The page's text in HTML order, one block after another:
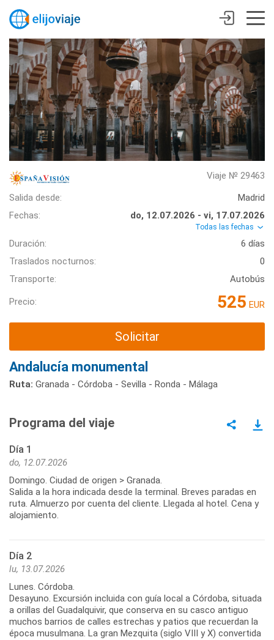
Viaje № 29463
Salida desde:
Madrid
Fechas:
do, 12.07.2026 - vi, 17.07.2026
Todas las fechas
Duración:
6 días
Traslados nocturnos:
0
Transporte:
Autobús
Precio: 525 EUR
Solicitar
Andalucía monumental
Ruta: Granada - Córdoba - Sevilla - Ronda - Málaga
Programa del viaje
Día 1
do, 12.07.2026
Domingo. Ciudad de origen > Granada.
Salida a la hora indicada desde la terminal. Breves paradas en
ruta. Almuerzo por cuenta del cliente. Llegada al hotel. Cena y
Día 2
lu, 13.07.2026
Lunes. Córdoba.
Desayuno. Excursión incluida con guía local a Córdoba, situada
a orillas del Guadalquivir, que conserva en su casco antiguo
muchos barrios de calles estrechas y patios que recuerdan la
época musulmana. La gran Mezquita (siglo VIII y X) convertida